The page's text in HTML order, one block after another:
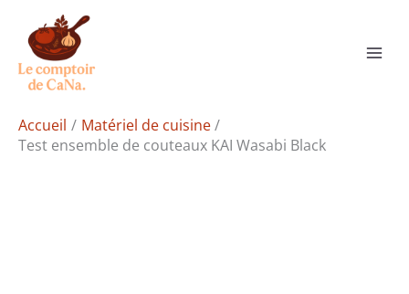
contenu
Accueil
Matériel de cuisine
Test ensemble de couteaux KAI Wasabi Black
Rechercher